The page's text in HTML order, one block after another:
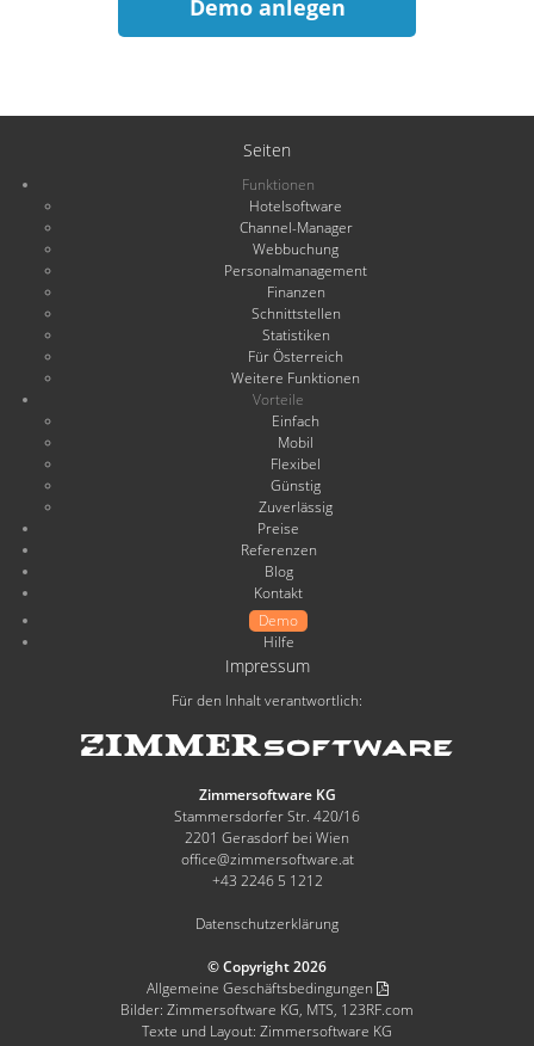
Demo anlegen
Seiten
Funktionen
Hotelsoftware
Channel-Manager
Webbuchung
Personalmanagement
Finanzen
Schnittstellen
Statistiken
Für Österreich
Weitere Funktionen
Vorteile
Einfach
Mobil
Flexibel
Günstig
Zuverlässig
Preise
Referenzen
Blog
Kontakt
Demo
Hilfe
Impressum
Für den Inhalt verantwortlich:
Zimmersoftware KG
Stammersdorfer Str. 420/16
2201 Gerasdorf bei Wien
office@zimmersoftware.at
+43 2246 5 1212
Datenschutzerklärung
© Copyright 2026
Allgemeine Geschäftsbedingungen
Bilder: Zimmersoftware KG, MTS, 123RF.com
Texte und Layout: Zimmersoftware KG